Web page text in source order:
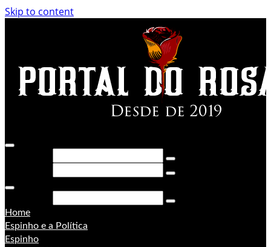
Skip to content
Home
Espinho e a Política
Espinho